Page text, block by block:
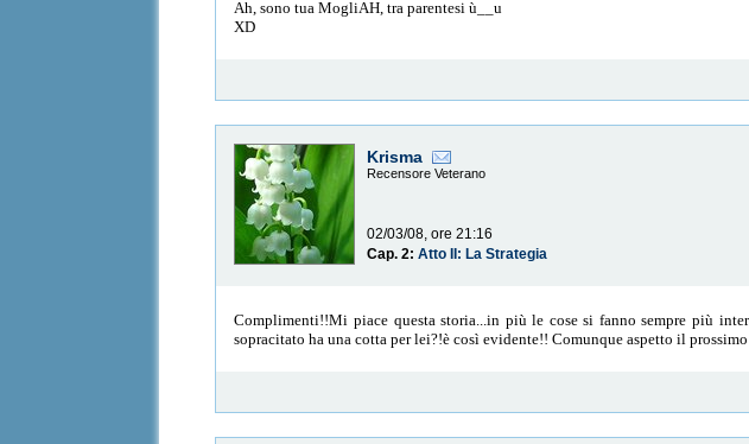
Ah, sono tua MogliAH, tra parentesi ù__u
XD
Krisma
Recensore Veterano
02/03/08, ore 21:16
Cap. 2:Atto II: La Strategia
Complimenti!!Mi piace questa storia...in più le cose si fanno sempre più
sopracitato ha una cotta per lei?!è così evidente!! Comunque aspetto il